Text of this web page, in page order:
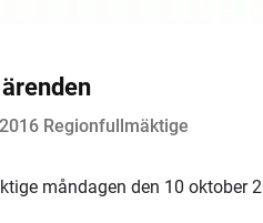
Regionfullmäktige
måndagen den 10 oktober